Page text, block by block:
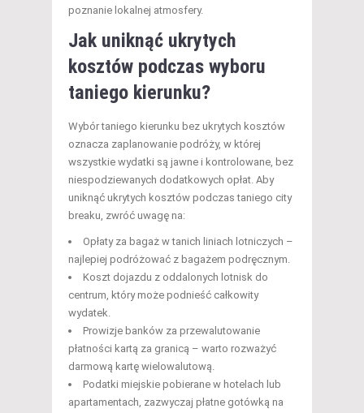
poznanie lokalnej atmosfery.
Jak uniknąć ukrytych
kosztów podczas wyboru
taniego kierunku?
Wybór taniego kierunku bez ukrytych kosztów
oznacza zaplanowanie podróży, w której
wszystkie wydatki są jawne i kontrolowane, bez
niespodziewanych dodatkowych opłat. Aby
uniknąć ukrytych kosztów podczas taniego city
breaku, zwróć uwagę na:
Opłaty za bagaż w tanich liniach lotniczych –
najlepiej podróżować z bagażem podręcznym.
Koszt dojazdu z oddalonych lotnisk do
centrum, który może podnieść całkowity
wydatek.
Prowizje banków za przewalutowanie
płatności kartą za granicą – warto rozważyć
darmową kartę wielowalutową.
Podatki miejskie pobierane w hotelach lub
apartamentach, zazwyczaj płatne gotówką na